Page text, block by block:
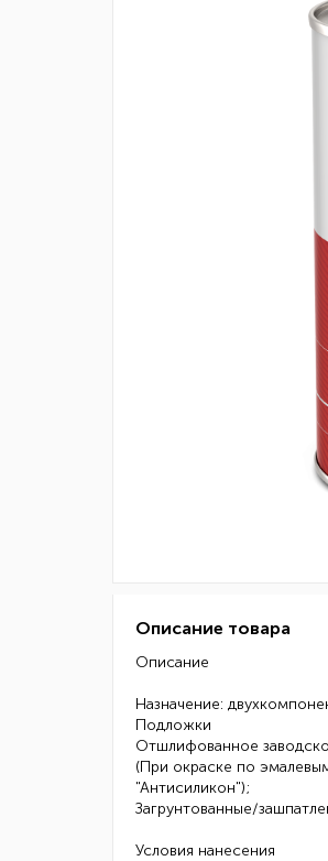
Описание товара
Описание
Назначение:
Подложки
Отшлифованное
(При окраске по
"Антисиликон");
Загрунтованные/
Условия нанесения